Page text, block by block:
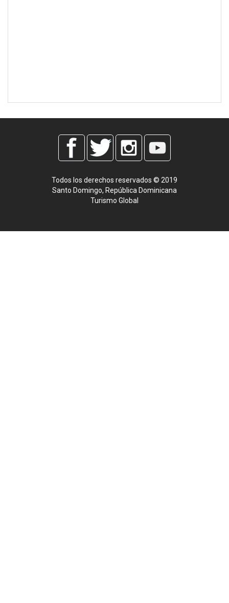
Todos los derechos reservados © 2019
Santo Domingo, República Dominicana
Turismo Global